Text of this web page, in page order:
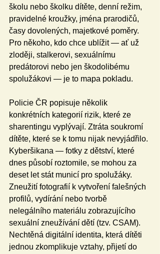
školu nebo školku dítěte, denní režim,
pravidelné kroužky, jména prarodičů,
časy dovolených, majetkové poměry.
Pro někoho, kdo chce ublížit — ať už
zloději, stalkerovi, sexuálnímu
predátorovi nebo jen škodolibému
spolužákovi — je to mapa pokladu.
Policie ČR popisuje několik
konkrétních kategorií rizik, které ze
sharentingu vyplývají. Ztráta soukromí
dítěte, které se k tomu nijak nevyjádřilo.
Kyberšikana — fotky z dětství, které
dnes působí roztomile, se mohou za
deset let stát municí pro spolužáky.
Zneužití fotografií k vytvoření falešných
profilů, vydírání nebo tvorbě
nelegálního materiálu zobrazujícího
sexuální zneužívání dětí (tzv. CSAM).
Nechtěná digitální identita, která dítěti
jednou zkomplikuje vztahy, přijetí do